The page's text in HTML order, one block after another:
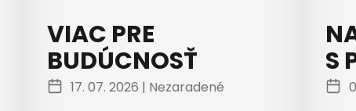
VIAC PRE
BUDÚCNOSŤ
17. 07. 2026 | Nezaradené
S